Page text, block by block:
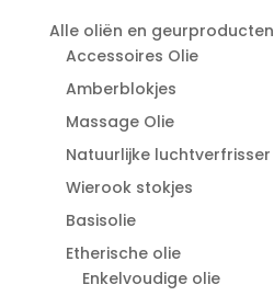
Alle oliën en geurproducten
Accessoires Olie
Amberblokjes
Massage Olie
Natuurlijke luchtverfrisser
Wierook stokjes
Basisolie
Etherische olie
Enkelvoudige olie